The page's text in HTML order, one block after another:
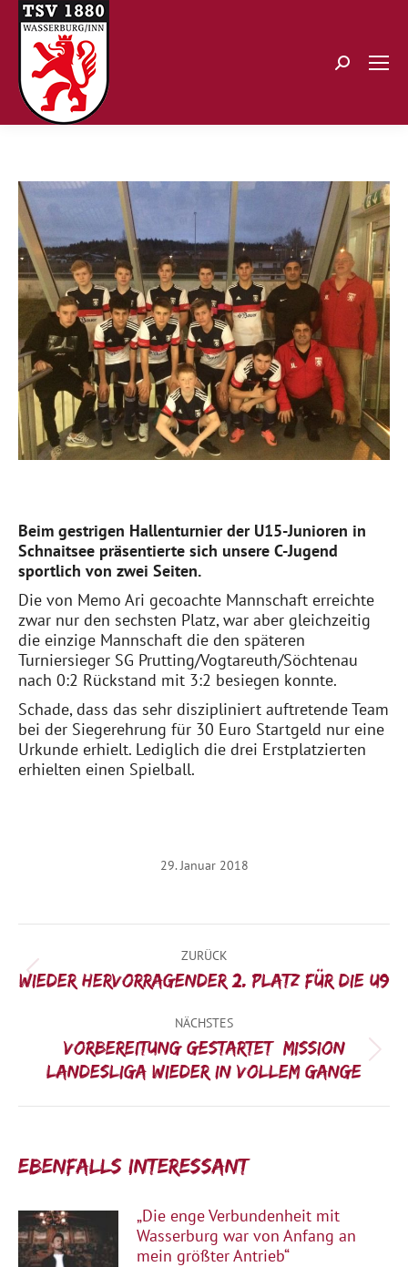
Search:
Beim gestrigen Hallenturnier der U15-Junioren in
Schnaitsee präsentierte sich unsere C-Jugend
sportlich von zwei Seiten.
Die von Memo Ari gecoachte Mannschaft erreichte
zwar nur den sechsten Platz, war aber gleichzeitig
die einzige Mannschaft die den späteren
Turniersieger SG Prutting/Vogtareuth/Söchtenau
nach 0:2 Rückstand mit 3:2 besiegen konnte.
Schade, dass das sehr diszipliniert auftretende Team
bei der Siegerehrung für 30 Euro Startgeld nur eine
Urkunde erhielt. Lediglich die drei Erstplatzierten
erhielten einen Spielball.
29. Januar 2018
ZURÜCK
Vorheriger
Wieder hervorragender 2. Platz für die U9
NÄCHSTES
Nächster
Beitrag:
Vorbereitung gestartet: Mission
Landesliga wieder in vollem Gange
Ebenfalls interessant:
„Die enge Verbundenheit mit
Wasserburg war von Anfang an
mein größter Antrieb“